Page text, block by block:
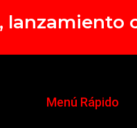
lanzamiento
Menú Rápido